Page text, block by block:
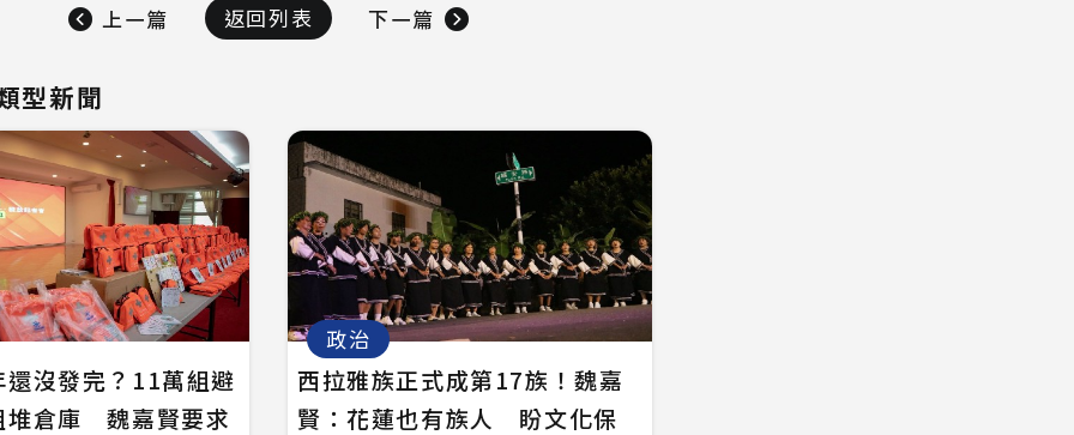
上一篇 返回列表 下一篇
型新聞
沒發完？11萬組避
堆倉庫 魏嘉賢要求
政治
西拉雅族正式成第17族！魏嘉
賢：花蓮也有族人 盼文化保